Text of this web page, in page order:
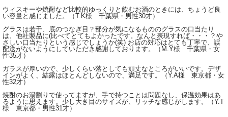
ウィスキーや焼酎など比較的ゆっくりと飲むお酒のときには、ちょうど良
い容量と感じました。（T.K様 千葉県・男性30才）
グラスは若干、底のつなぎ目？部分が気になるもののグラスの口当たり
は、他社製品に(比べてとてもよかったです。なんと表現すれば・・・？や
さしい口当たりという感じでしょうか(笑) お店の対応はとても丁寧で、誤
配送がないようにしていただき感謝しております。（M.Y様 千葉県・女
性35才）
ガラスが厚いので、少しくらい落としても頑丈なところがいいです。デザ
インがよく、結露はほとんどしないので、満足です。（Y.A様 東京都・女
性32才）
焼酎のお湯割りで使ってますが、手で持つことは問題なし、保温効果はあ
るように思えます。少し大き目のサイズが、リッチな感じがします。（Y.T
様 東京都・男性31才）